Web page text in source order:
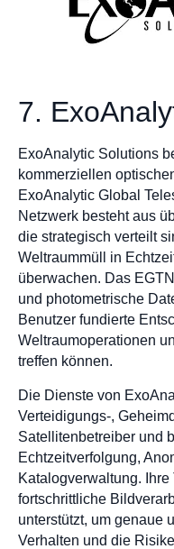
7.
ExoAnalytic Solutions
kommerziellen
ExoAnalytic Global
Netzwerk besteht aus
die strategisch verteilt
Weltraummüll in
überwachen. Das
und photometrische
Benutzer fundierte
Weltraumoperationen
treffen können.
Die Dienste von
Verteidigungs-,
Satellitenbetreiber und
Echtzeitverfolgung,
Katalogverwaltung.
fortschrittliche
unterstützt, um genaue
Verhalten und die